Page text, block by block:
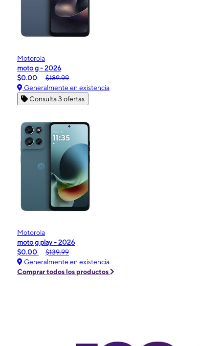
Motorola
moto g - 2026
$0.00
$189.99
Generalmente en existencia
Consulta 3 ofertas
Motorola
moto g play - 2026
$0.00
$139.99
Generalmente en existencia
Comprar todos los productos